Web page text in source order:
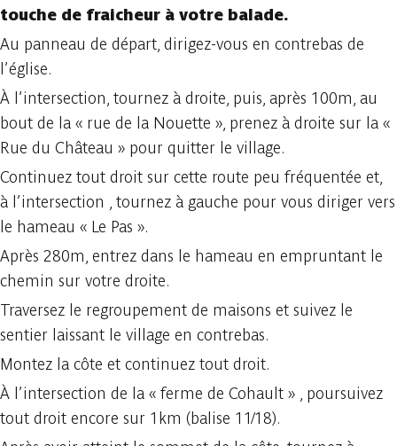
touche de fraicheur à votre balade.
Au panneau de départ, dirigez-vous en contrebas de
l’église.
À l’intersection, tournez à droite, puis, après 100m, au
bout de la « rue de la Nouette », prenez à droite sur la «
Rue du Château » pour quitter le village.
Continuez tout droit sur cette route peu fréquentée et,
à l’intersection , tournez à gauche pour vous diriger vers
le hameau « Le Pas ».
Après 280m, entrez dans le hameau en empruntant le
chemin sur votre droite.
Traversez le regroupement de maisons et suivez le
sentier laissant le village en contrebas.
Montez la côte et continuez tout droit.
À l’intersection de la « ferme de Cohault » , poursuivez
tout droit encore sur 1km (balise 11/18).